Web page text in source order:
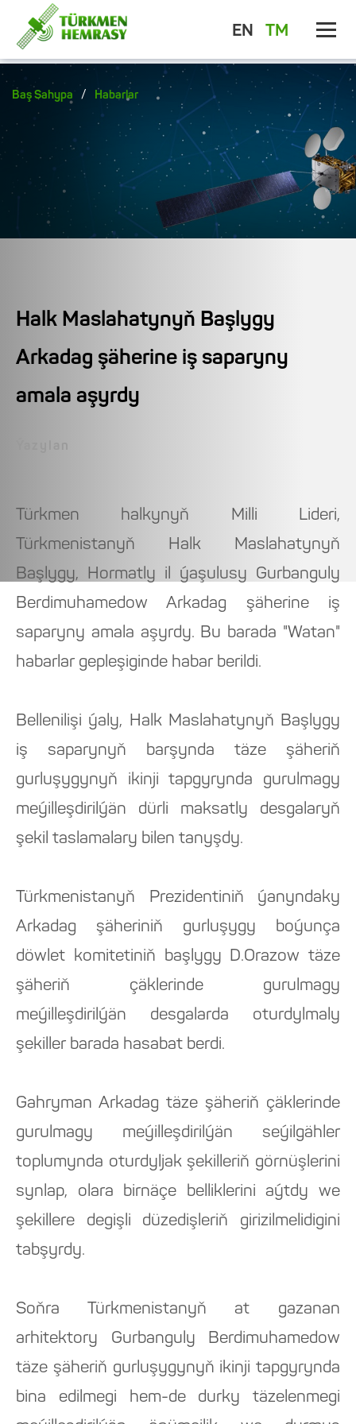
EN TM
Baş Sahypa / Habarlar
Halk Maslahatynyň Başlygy
Arkadag şäherine iş saparyny
amala aşyrdy
Türkmen halkynyň Milli Lideri,
Türkmenistanyň Halk Maslahatynyň
Başlygy, Hormatly il ýaşulusy Gurbanguly
Berdimuhamedow Arkadag şäherine iş
saparyny amala aşyrdy. Bu barada "Watan"
habarlar gepleşiginde habar berildi.
Bellenilişi ýaly, Halk Maslahatynyň Başlygy
iş saparynyň barşynda täze şäheriň
gurluşygynyň ikinji tapgyrynda gurulmagy
meýilleşdirilýän dürli maksatly desgalaryň
şekil taslamalary bilen tanyşdy.
Türkmenistanyň Prezidentiniň ýanyndaky
Arkadag şäheriniň gurluşygy boýunça
döwlet komitetiniň başlygy D.Orazow täze
şäheriň çäklerinde gurulmagy
meýilleşdirilýän desgalarda oturdylmaly
şekiller barada hasabat berdi.
Gahryman Arkadag täze şäheriň çäklerinde
gurulmagy meýilleşdirilýän seýilgähler
toplumynda oturdyljak şekilleriň görnüşlerini
synlap, olara birnäçe belliklerini aýtdy we
şekillere degişli düzedişleriň girizilmelidigini
tabşyrdy.
Soňra Türkmenistanyň at gazanan
arhitektory Gurbanguly Berdimuhamedow
täze şäheriň gurluşygynyň ikinji tapgyrynda
bina edilmegi hem-de durky täzelenmegi